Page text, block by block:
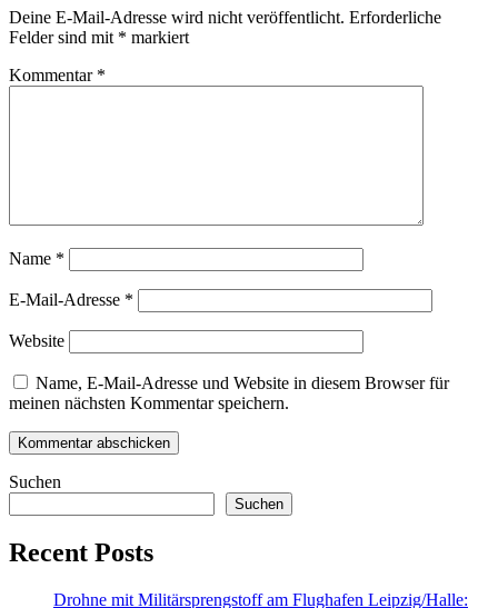
Deine E-Mail-Adresse wird nicht veröffentlicht. Erforderliche
Felder sind mit * markiert
Kommentar *
Name *
E-Mail-Adresse *
Website
Name, E-Mail-Adresse und Website in diesem Browser für
meinen nächsten Kommentar speichern.
Suchen
Suchen
Recent Posts
Drohne mit Militärsprengstoff am Flughafen Leipzig/Halle: